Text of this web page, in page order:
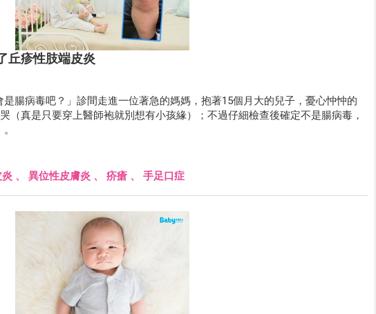
丘疹性肢端皮炎
是腸病毒吧？」診間走進一位著急的媽媽，抱著15個月大的兒子，憂心忡忡的
（真是只要穿上醫師袍就別想有小孩緣）；不過仔細檢查後確定不是腸病毒，
炎 、 異位性皮膚炎 、 疥瘡 、 手足口症